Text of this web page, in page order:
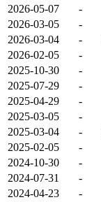
2026-05-07
-
2026-03-05
-
2026-03-04
-
2026-02-05
-
2025-10-30
-
2025-07-29
-
2025-04-29
-
2025-03-05
-
2025-03-04
-
2025-02-05
-
2024-10-30
-
2024-07-31
-
2024-04-23
-